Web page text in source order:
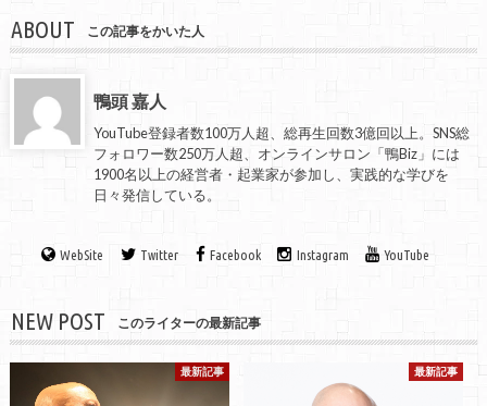
ABOUT この記事をかいた人
鴨頭 嘉人
YouTube登録者数100万人超、総再生回数3億回以上。SNS総
フォロワー数250万人超、オンラインサロン「鴨Biz」には
1900名以上の経営者・起業家が参加し、実践的な学びを
日々発信している。
WebSite Twitter Facebook Instagram YouTube
NEW POST このライターの最新記事
最新記事 最新記事